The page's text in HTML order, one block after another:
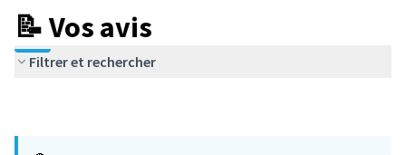
📝 Vos avis
Filtrer et rechercher